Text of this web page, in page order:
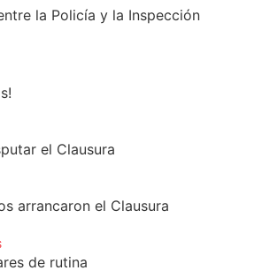
la Policía y la Inspección
el Clausura
arrancaron el Clausura
de rutina